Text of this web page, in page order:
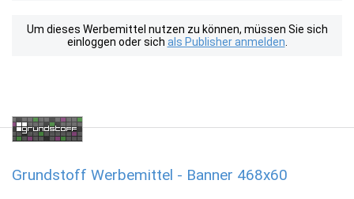
Um dieses Werbemittel nutzen zu können, müssen Sie sich
einloggen oder sich als Publisher anmelden
Grundstoff Werbemittel - Banner 468x60